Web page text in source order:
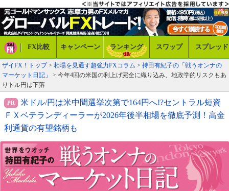
FX比較 キャンペーン ランキング スワップ スプレッド
ザイFX！トップ> 相場を見通す超強力FXコラム > 持田有紀子の「戦うオンナの
マーケット日記」
> 今年4回の米国の利上げ完全に織り込み、地政学的リスクもあ
りドル円は下落
米ドル/円は米中間選挙次第で164円へ!?セントラル短資
ＦＸベテランディーラーが2026年後半相場を徹底予測！高金
利通貨の有望銘柄も